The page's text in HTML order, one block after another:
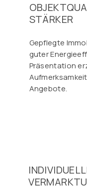
STÄRKER
Gepflegte
guter
Präsentation
Angebote.